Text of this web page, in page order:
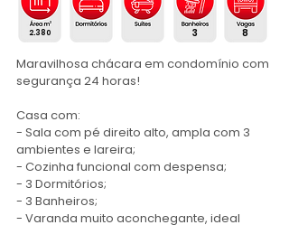
3 8
2.380
Maravilhosa chácara em condomínio com
segurança 24 horas!
Casa com:
- Sala com pé direito alto, ampla com 3
ambientes e lareira;
- Cozinha funcional com despensa;
- 3 Dormitórios;
- 3 Banheiros;
- Varanda muito aconchegante, ideal